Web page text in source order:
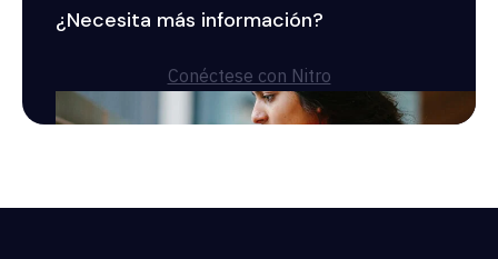
¿Necesita más información?
Conéctese con Nitro